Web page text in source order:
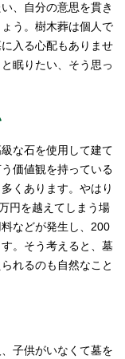
、自分の意思を貫き
う。樹木葬は個人で
入る心配もありませ
眠りたい、そう思っ
な石を使用して建て
価値観を持っている
くあります。やはり
円を越えてしまう場
などが発生し、200
。そう考えると、墓
れるのも自然なこと
子供がいなくて墓を